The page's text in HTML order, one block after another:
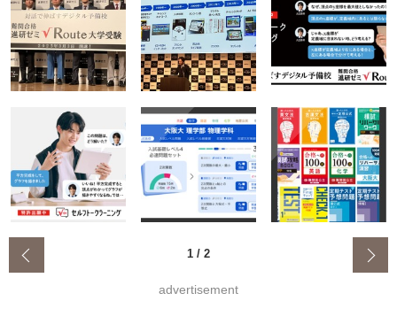
1 / 2
advertisement